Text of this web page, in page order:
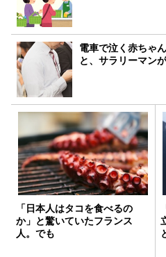
電車で泣く赤ちゃ
と、サラリーマン
「日本人はタコを食べるの
か」と驚いていたフランス
人。でも